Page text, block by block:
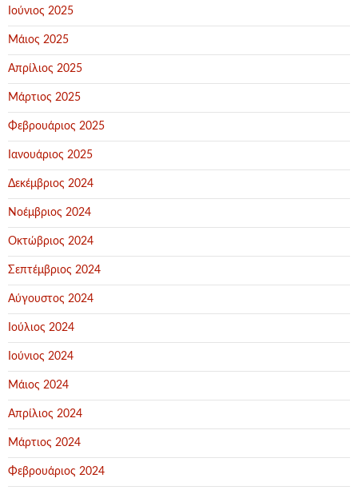
Ιούνιος 2025
Μάιος 2025
Απρίλιος 2025
Μάρτιος 2025
Φεβρουάριος 2025
Ιανουάριος 2025
Δεκέμβριος 2024
Νοέμβριος 2024
Οκτώβριος 2024
Σεπτέμβριος 2024
Αύγουστος 2024
Ιούλιος 2024
Ιούνιος 2024
Μάιος 2024
Απρίλιος 2024
Μάρτιος 2024
Φεβρουάριος 2024